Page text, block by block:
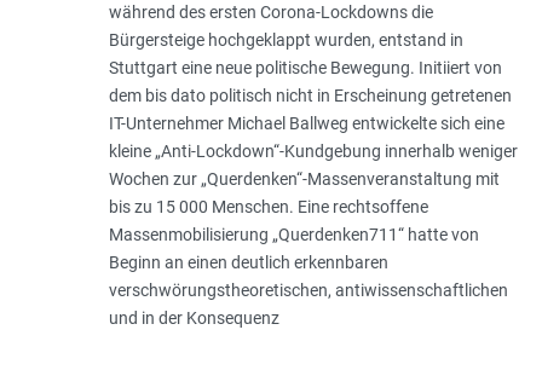
während des ersten Corona-Lockdowns die
Bürgersteige hochgeklappt wurden, entstand in
Stuttgart eine neue politische Bewegung. Initiiert von
dem bis dato politisch nicht in Erscheinung getretenen
IT-Unternehmer Michael Ballweg entwickelte sich eine
kleine „Anti-Lockdown“-Kundgebung innerhalb weniger
Wochen zur „Querdenken“-Massenveranstaltung mit
bis zu 15 000 Menschen. Eine rechtsoffene
Massenmobilisierung „Querdenken711“ hatte von
Beginn an einen deutlich erkennbaren
verschwörungstheoretischen, antiwissenschaftlichen
und in der Konsequenz